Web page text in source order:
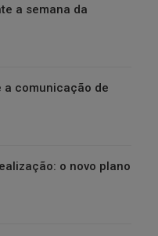
a semana da
a comunicação de
o novo plano